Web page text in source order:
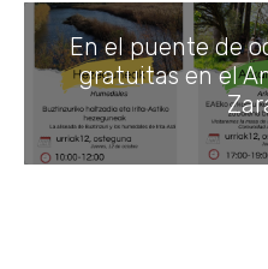
En el puente de
gratuitas en el